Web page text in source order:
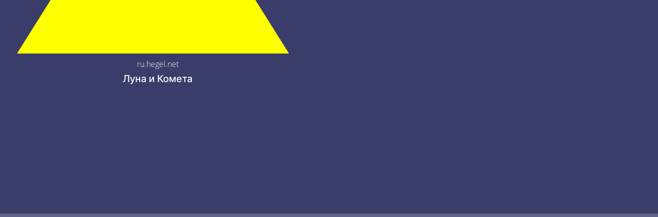
ru.hegel.net
Луна и Комета